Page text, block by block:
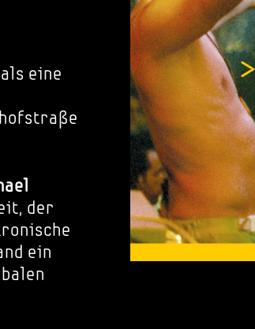
eine
der
ein